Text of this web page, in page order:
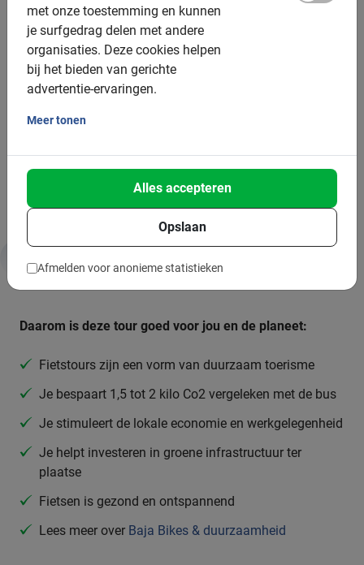
met onze toestemming en kunnen
je surfgedrag delen met andere
organisaties. Deze cookies helpen
bij het bieden van gerichte
advertentie-ervaringen.
Meer tonen
Opslaan
Alles accepteren
Afmelden voor anonieme statistieken
Elektrische fiets: op aanvraag, €15 toeslag, 18+
Groepsgrootte:
Boekbaar voor groepen van: 2 tot 200 deelnemers
Maximale groepsgrootte: 12 deelnemers
Minimum aantal: 2 deelnemers
Bij grotere groepen zetten we meer gidsen in
Duurzaamheid & MVO
Daarom is deze tour goed voor jou en de planeet:
Fietstours zijn een vorm van duurzaam toerisme
Je bespaart 1,5 tot 2 kilo Co2 vergeleken met de bus
Je stimuleert de lokale economie en werkgelegenheid
Je helpt investeren in groene infrastructuur ter
plaatse
Fietsen is gezond en ontspannend
Lees meer over Baja Bikes & duurzaamheid